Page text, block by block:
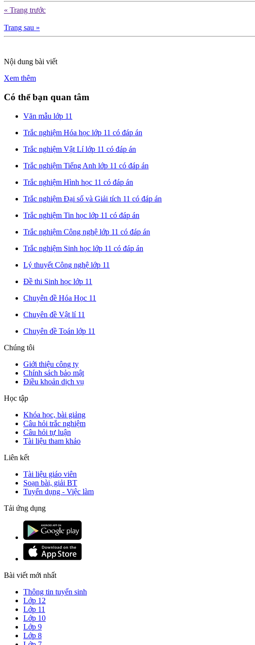
« Trang trước
Trang sau »
Nội dung bài viết
Xem thêm
Có thể bạn quan tâm
Văn mẫu lớp 11
Trắc nghiệm Hóa học lớp 11 có đáp án
Trắc nghiệm Vật Lí lớp 11 có đáp án
Trắc nghiệm Tiếng Anh lớp 11 có đáp án
Trắc nghiệm Hình học 11 có đáp án
Trắc nghiệm Đại số và Giải tích 11 có đáp án
Trắc nghiệm Tin học lớp 11 có đáp án
Trắc nghiệm Công nghệ lớp 11 có đáp án
Trắc nghiệm Sinh học lớp 11 có đáp án
Lý thuyết Công nghệ lớp 11
Đề thi Sinh học lớp 11
Chuyên đề Hóa Học 11
Chuyên đề Vật lí 11
Chuyên đề Toán lớp 11
Chúng tôi
Giới thiệu công ty
Chính sách bảo mật
Điều khoản dịch vụ
Học tập
Khóa học, bài giảng
Câu hỏi trắc nghiệm
Câu hỏi tự luận
Tài liệu tham khảo
Liên kết
Tài liệu giáo viên
Soạn bài, giải BT
Tuyển dụng - Việc làm
Tải ứng dụng
Bài viết mới nhất
Thông tin tuyển sinh
Lớp 12
Lớp 11
Lớp 10
Lớp 9
Lớp 8